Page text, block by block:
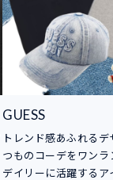
GUESS
トレンド感あふれるデ
つものコーデをワンラ
デイリーに活躍するア